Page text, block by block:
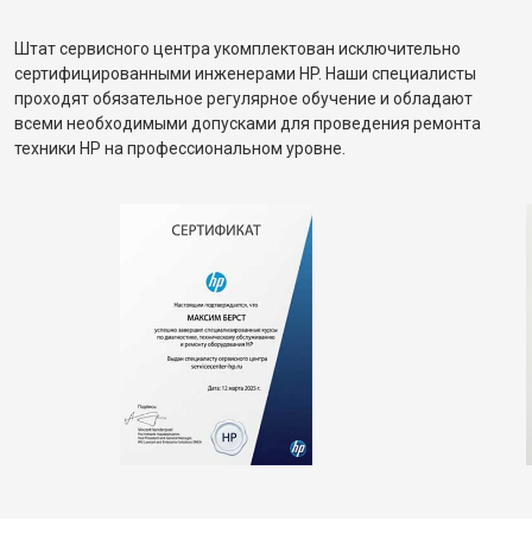
Штат сервисного центра укомплектован исключительно
сертифицированными инженерами HP. Наши специалисты
проходят обязательное регулярное обучение и обладают
всеми необходимыми допусками для проведения ремонта
техники HP на профессиональном уровне.